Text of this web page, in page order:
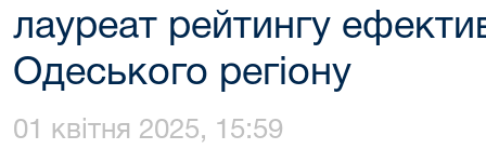
лауреат рейтингу
Одеського регіону
01 квітня 2025, 15:59